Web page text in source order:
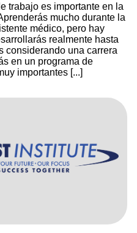
trabajo es importante en la
mucho durante la
médico, pero hay
realmente hasta
considerando una carrera
en un programa de
importantes [...]